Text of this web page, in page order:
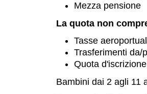
Mezza pensione
La quota non
Tasse
Trasferimenti da/
Quota
Bambini dai 2 agli 11